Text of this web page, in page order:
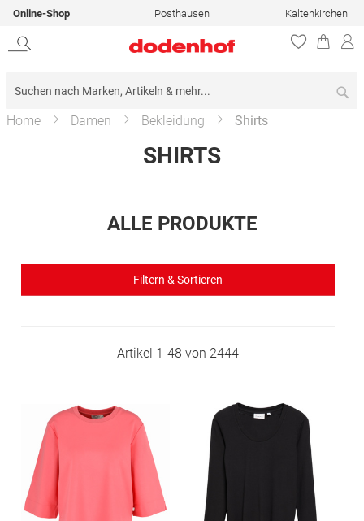
Online-Shop Posthausen Kaltenkirchen
Home Damen Bekleidung Shirts
SHIRTS
ALLE PRODUKTE
Filtern & Sortieren
Artikel 1-48 von 2444